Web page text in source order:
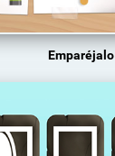
Emparéjalo